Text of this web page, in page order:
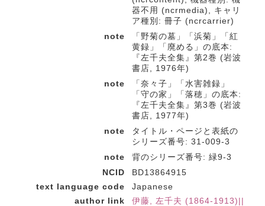
器不用 (ncrmedia), キャリ
ア種別: 冊子 (ncrcarrier)
note
「野菊の墓」「浜菊」「紅
黄録」「廃める」の底本:
『左千夫全集』第2巻 (岩波
書店, 1976年)
note
「奈々子」「水害雑録」
「守の家」「落穂」の底本:
『左千夫全集』第3巻 (岩波
書店, 1977年)
note
タイトル・ページと表紙の
シリーズ番号: 31-009-3
note
背のシリーズ番号: 緑9-3
NCID
BD13864915
text language code
Japanese
author link
伊藤, 左千夫 (1864-1913)||